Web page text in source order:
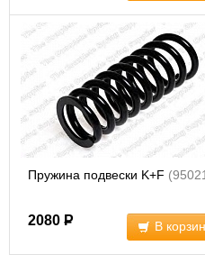
Пружина подвески K+F
2080 Р В